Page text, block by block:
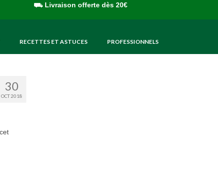
⛟ Livraison offerte dès 20€
RECETTES ET ASTUCES PROFESSIONNELS
30
OCT 2018